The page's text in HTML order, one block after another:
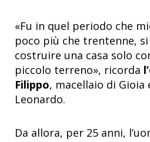
«Fu in quel periodo che
poco più che trentenne,
costruire una casa solo
piccolo terreno», ricorda
Filippo, macellaio di
Leonardo.
Da allora, per 25 anni,